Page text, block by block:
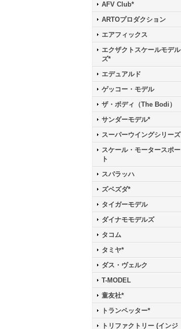
AFV Club*
ARTOプロダクション
エアフィックス
エクザクトスケールモデル
ズ*
エデュアルド
ゲッコー・モデル
ザ・ボディ（The Bodi）
サンダーモデル*
スーパーウイングシリーズ
スケール・モータースポー
ト
スパラッハ
ズベズダ*
タイガーモデル
ダイナモモデルズ
タコム
タミヤ*
ダス・ヴェルク
T-MODEL
童友社*
トランペッター*
トリファクトリー (インジ